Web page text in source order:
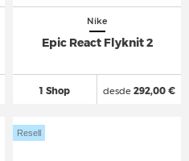
Nike
Epic React Flyknit 2
1 Shop desde292,00 €
Resell